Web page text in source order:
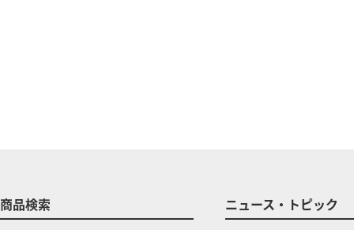
商品検索 ニュース・トピック